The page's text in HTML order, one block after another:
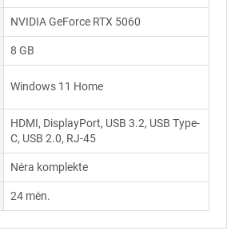
NVIDIA GeForce RTX 5060
8 GB
Windows 11 Home
HDMI, DisplayPort, USB 3.2, USB Type-
C, USB 2.0, RJ-45
Nėra komplekte
24 mėn.